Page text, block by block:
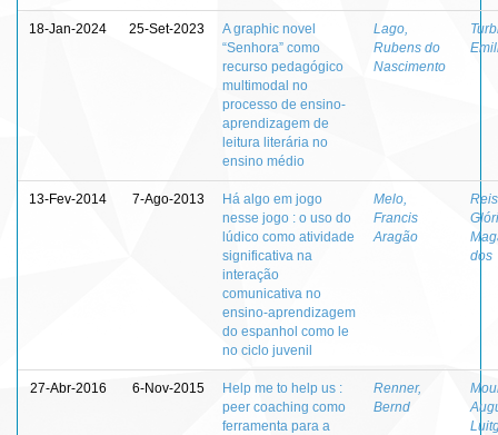
18-Jan-2024 25-Set-2023
A graphic novel
“Senhora” como
recurso pedagógico
multimodal no
processo de ensino-
aprendizagem de
leitura literária no
ensino médio
Lago,
Rubens do
Nascimento
13-Fev-2014 7-Ago-2013
Há algo em jogo
nesse jogo : o uso do
lúdico como atividade
significativa na
interação
comunicativa no
ensino-aprendizagem
do espanhol como le
no ciclo juvenil
Melo,
Francis
Aragão
dos
27-Abr-2016 6-Nov-2015
Help me to help us :
peer coaching como
ferramenta para a
Renner,
Bernd